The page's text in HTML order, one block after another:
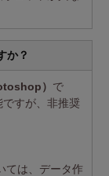
か？
） で
すが、非推奨
ては、データ作